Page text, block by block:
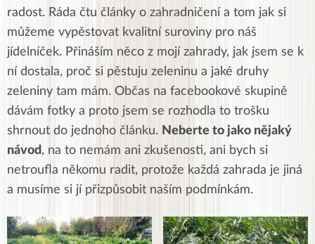
radost. Ráda čtu články o zahradničení a tom jak si
můžeme vypěstovat kvalitní suroviny pro náš
jídelníček. Přináším něco z mojí zahrady, jak jsem se k
ní dostala, proč si pěstuju zeleninu a jaké druhy
zeleniny tam mám. Občas na facebookové skupině
dávám fotky a proto jsem se rozhodla to trošku
shrnout do jednoho článku. Neberte to jako nějaký
návod, na to nemám ani zkušenosti, ani bych si
netroufla někomu radit, protože každá zahrada je jiná
a musíme si jí přizpůsobit naším podmínkám.